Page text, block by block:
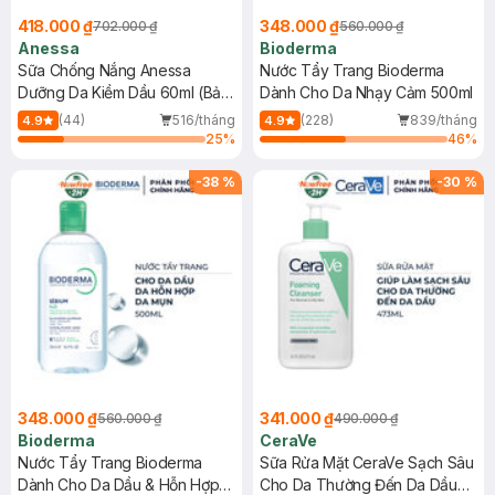
418.000 ₫702.000 ₫
Anessa
Sữa Chống Nắng Anessa
Dưỡng Da Kiềm Dầu 60ml (Bản
Mới)
4.9 (44)
516/tháng
25%
348.000 ₫560.000 ₫
Bioderma
Nước Tẩy Trang Bioderma
Dành Cho Da Nhạy Cảm 500ml
4.9 (228)
839/tháng
46%
-38 %
348.000 ₫560.000 ₫
Bioderma
Nước Tẩy Trang Bioderma
Dành Cho Da Dầu & Hỗn Hợp
-30 %
341.000 ₫490.000 ₫
CeraVe
Sữa Rửa Mặt CeraVe Sạch Sâu
Cho Da Thường Đến Da Dầu